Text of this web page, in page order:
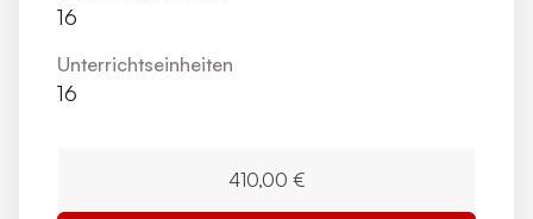
16
Unterrichts­einheiten
16
410,00 €